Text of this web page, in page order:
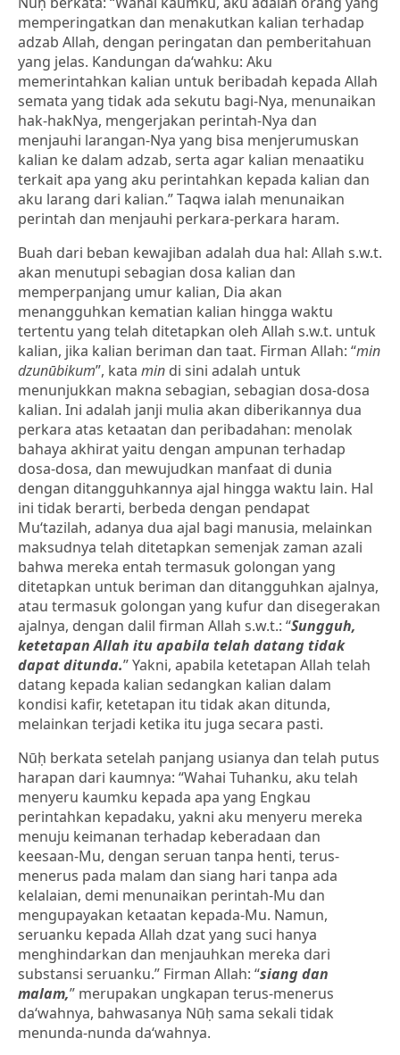
memperingatkan dan menakutkan kalian terhadap
adzab Allah, dengan peringatan dan pemberitahuan
yang jelas. Kandungan da‘wahku: Aku
memerintahkan kalian untuk beribadah kepada Allah
semata yang tidak ada sekutu bagi-Nya, menunaikan
hak-hakNya, mengerjakan perintah-Nya dan
menjauhi larangan-Nya yang bisa menjerumuskan
kalian ke dalam adzab, serta agar kalian menaatiku
terkait apa yang aku perintahkan kepada kalian dan
aku larang dari kalian.” Taqwa ialah menunaikan
perintah dan menjauhi perkara-perkara haram.
Buah dari beban kewajiban adalah dua hal: Allah s.w.t.
akan menutupi sebagian dosa kalian dan
memperpanjang umur kalian, Dia akan
menangguhkan kematian kalian hingga waktu
tertentu yang telah ditetapkan oleh Allah s.w.t. untuk
kalian, jika kalian beriman dan taat. Firman Allah: “min
dzunūbikum”, kata min di sini adalah untuk
menunjukkan makna sebagian, sebagian dosa-dosa
kalian. Ini adalah janji mulia akan diberikannya dua
perkara atas ketaatan dan peribadahan: menolak
bahaya akhirat yaitu dengan ampunan terhadap
dosa-dosa, dan mewujudkan manfaat di dunia
dengan ditangguhkannya ajal hingga waktu lain. Hal
ini tidak berarti, berbeda dengan pendapat
Mu‘tazilah, adanya dua ajal bagi manusia, melainkan
maksudnya telah ditetapkan semenjak zaman azali
bahwa mereka entah termasuk golongan yang
ditetapkan untuk beriman dan ditangguhkan ajalnya,
atau termasuk golongan yang kufur dan disegerakan
ajalnya, dengan dalil firman Allah s.w.t.: “Sungguh,
ketetapan Allah itu apabila telah datang tidak
dapat ditunda.” Yakni, apabila ketetapan Allah telah
datang kepada kalian sedangkan kalian dalam
kondisi kafir, ketetapan itu tidak akan ditunda,
melainkan terjadi ketika itu juga secara pasti.
Nūḥ berkata setelah panjang usianya dan telah putus
harapan dari kaumnya: “Wahai Tuhanku, aku telah
menyeru kaumku kepada apa yang Engkau
perintahkan kepadaku, yakni aku menyeru mereka
menuju keimanan terhadap keberadaan dan
keesaan-Mu, dengan seruan tanpa henti, terus-
menerus pada malam dan siang hari tanpa ada
kelalaian, demi menunaikan perintah-Mu dan
mengupayakan ketaatan kepada-Mu. Namun,
seruanku kepada Allah dzat yang suci hanya
menghindarkan dan menjauhkan mereka dari
substansi seruanku.” Firman Allah: “siang dan
malam,” merupakan ungkapan terus-menerus
da‘wahnya, bahwasanya Nūḥ sama sekali tidak
menunda-nunda da‘wahnya.